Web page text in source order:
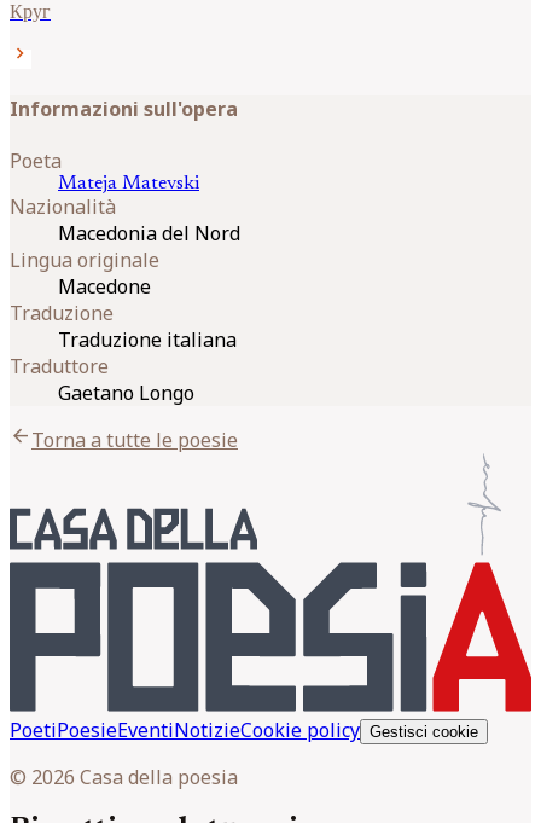
Круг
chevron_right
Informazioni sull'opera
Poeta
Mateja Matevski
Nazionalità
Macedonia del Nord
Lingua originale
Macedone
Traduzione
Traduzione italiana
Traduttore
Gaetano Longo
arrow_backTorna a tutte le poesie
PoetiPoesieEventiNotizieCookie policy Gestisci cookie
© 2026 Casa della poesia